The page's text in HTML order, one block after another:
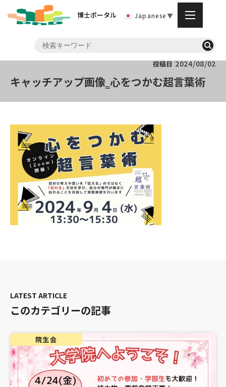
博士ポータル Japanese▼
投稿日 2024/08/02
キャッチアップ画像‗心をつかむ超言葉術
このカテゴリーの記事
院生会